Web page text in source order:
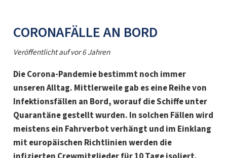
CORONAFÄLLE AN BORD
Veröffentlicht aufvor 6 Jahren
Die Corona-Pandemie bestimmt noch immer
unseren Alltag. Mittlerweile gab es eine Reihe von
Infektionsfällen an Bord, worauf die Schiffe unter
Quarantäne gestellt wurden. In solchen Fällen wird
meistens ein Fahrverbot verhängt und im Einklang
mit europäischen Richtlinien werden die